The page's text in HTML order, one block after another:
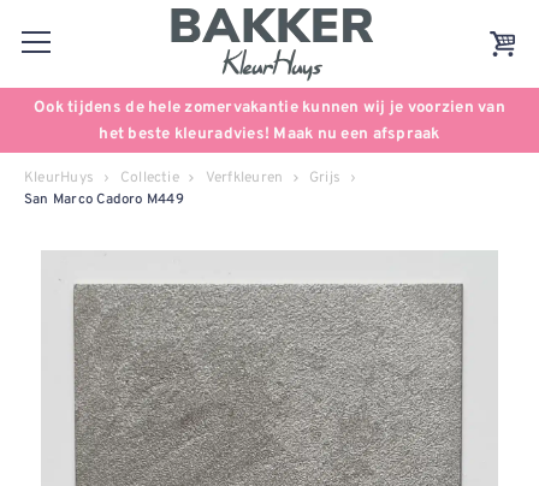
Ook tijdens de hele zomervakantie kunnen wij je voorzien van
het beste kleuradvies! Maak nu een afspraak
KleurHuys Collectie Verfkleuren Grijs
San Marco Cadoro M449